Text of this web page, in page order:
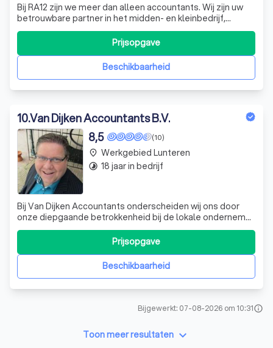
Bij RA12 zijn we meer dan alleen accountants. Wij zijn uw
betrouwbare partner in het midden- en kleinbedrijf,
onderwijsinstellingen, stichtingen en verenigingen. Onze
expertise ligt in het controleren en beoordelen van uw
jaarrekening, procedures en processen. Daarnaast voeren
we bijzonder onderzoekBeschikbaarheid
Prijsopgave
10.Van Dijken Accountants B.V.
(10)
8,5
Bij Van Dijken Accountants onderscheiden wij ons door
onze diepgaande betrokkenheid bij de lokale ondernemer
en onze laagdrempelige, no-nonsense aanpak. Met meer
dan dertig jaar ervaring in de accountancy, bieden wij een
breed scala aan diensten aan die essentieel zijn voor het
efficiënt beheren vanBeschikbaarheid
Prijsopgave
place Werkgebied Lunteren
timelapse 18 jaar in bedrijf
Bijgewerkt: 07-08-2026 om 10:31info
Toon meer resultaten keyboard_arrow_down